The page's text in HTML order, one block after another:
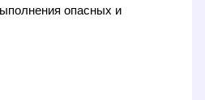
опасных и